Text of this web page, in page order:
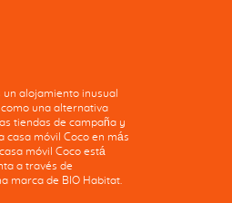
un alojamiento inusual
una alternativa
tiendas de campaña y
casa móvil Coco en más
móvil Coco está
a través de
marca de BIO Habitat.